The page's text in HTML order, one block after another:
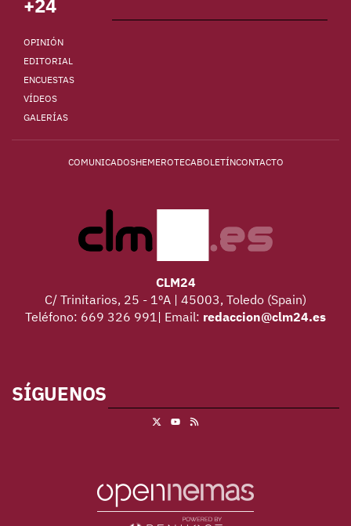
+24
OPINIÓN
EDITORIAL
ENCUESTAS
VÍDEOS
GALERÍAS
COMUNICADOSHEMEROTECABOLETÍNCONTACTO
CLM24
C/ Trinitarios, 25 - 1ºA | 45003, Toledo (Spain)
Teléfono: 669 326 991| Email: redaccion@clm24.es
SÍGUENOS